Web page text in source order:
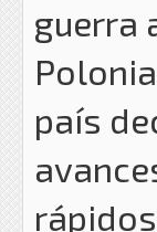
guerra
país